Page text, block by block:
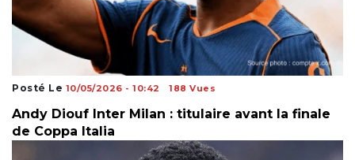
Posté Le 10/05/2026 - 10:42 188 Vues
Andy Diouf Inter Milan : titulaire avant la finale
de Coppa Italia